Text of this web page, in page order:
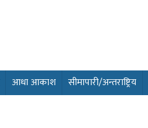
आधा आकाश सीमापारी/अन्तराष्ट्रिय